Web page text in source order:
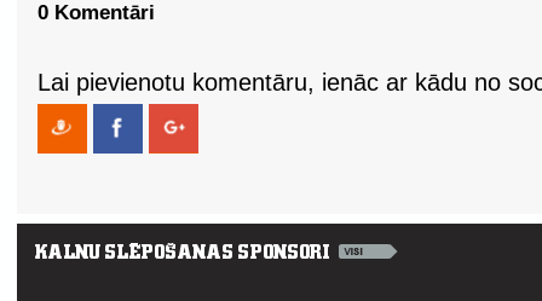
0 Komentāri
Lai pievienotu komentāru, ienāc ar kādu no